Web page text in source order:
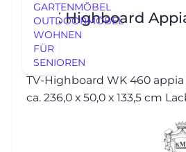
GARTENMÖBEL
OUTDOORMÖBEL
WOHNEN
FÜR
SENIOREN
KMK Highboard
TV-Highboard WK 460 appia HBSCGT236 BTH:
ca.